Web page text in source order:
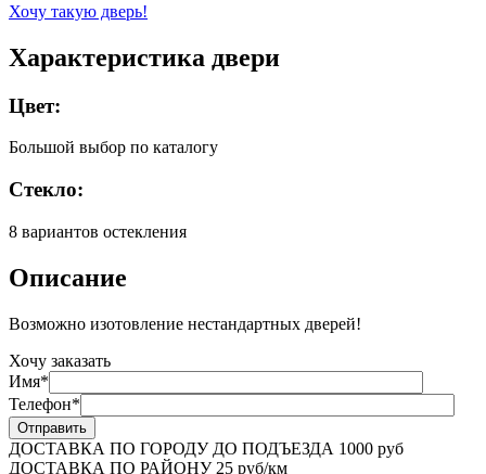
Хочу такую дверь!
Характеристика двери
Цвет:
Большой выбор по каталогу
Стекло:
8 вариантов остекления
Описание
Возможно изотовление нестандартных дверей!
Хочу заказать
Имя*
Телефон*
ДОСТАВКА ПО ГОРОДУ ДО ПОДЪЕЗДА 1000 руб
ДОСТАВКА ПО РАЙОНУ25 руб/км